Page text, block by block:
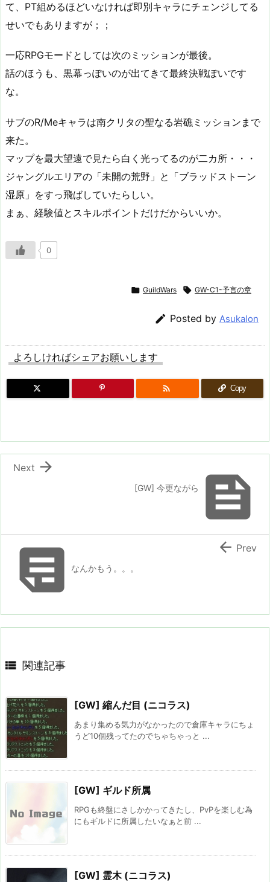
て、PT組めるほどいなければ即別キャラにチェンジしてる
せいでもありますが；；
一応RPGモードとしては次のミッションが最後。
話のほうも、黒幕っぽいのが出てきて最終決戦ぽいです
な。
サブのR/Meキャラは南クリタの聖なる岩礁ミッションまで
来た。
マップを最大望遠で見たら白く光ってるのが二カ所・・・
ジャングルエリアの「未開の荒野」と「ブラッドストーン
湿原」をすっ飛ばしていたらしい。
まぁ、経験値とスキルポイントだけだからいいか。
0
 GuildWars  GW-C1-予言の章
 Posted by Asukalon
よろしければシェアお願いします
 Copy

[GW] 今更ながら

Next
なんかもう。。。
 Prev
 関連記事
[GW] 縮んだ目 (ニコラス)
あまり集める気力がなかったので倉庫キャラにちょ
うど10個残ってたのでちゃちゃっと ...
[GW] ギルド所属
RPGも終盤にさしかかってきたし、PvPを楽しむ為
にもギルドに所属したいなぁと前 ...
[GW] 霊木 (ニコラス)